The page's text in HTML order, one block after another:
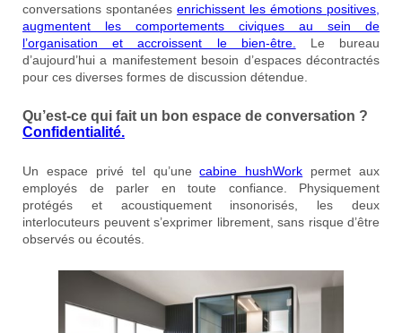
conversations spontanées enrichissent les émotions positives,
augmentent les comportements civiques au sein de
l’organisation et accroissent le bien-être.
Le bureau
d’aujourd’hui a manifestement besoin d’espaces décontractés
pour ces diverses formes de discussion détendue.
Qu’est-ce qui fait un bon espace de conversation ?
Confidentialité.
Un espace privé tel qu’unecabine hushWork permet aux
employés de parler en toute confiance. Physiquement
protégés et acoustiquement insonorisés, les deux
interlocuteurs peuvent s’exprimer librement, sans risque d’être
observés ou écoutés.